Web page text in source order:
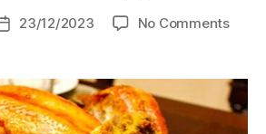
Post23/12/2023 No Commentson
e
Vitit
të